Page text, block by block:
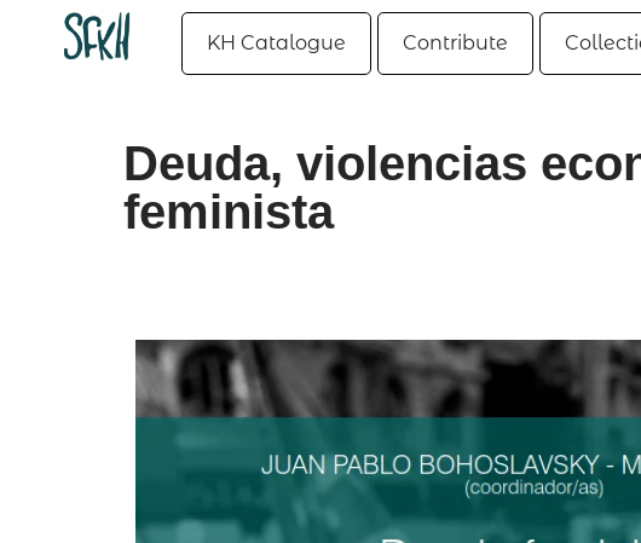
KH Catalogue Contribute
Deuda, violencias
feminista